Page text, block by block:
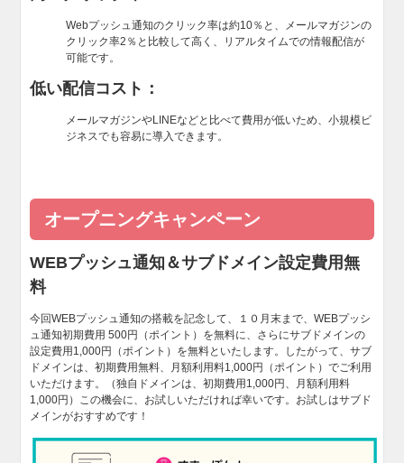
Webプッシュ通知のクリック率は約10％と、メールマガジンの
クリック率2％と比較して高く、リアルタイムでの情報配信が
可能です。
低い配信コスト：
メールマガジンやLINEなどと比べて費用が低いため、小規模ビ
ジネスでも容易に導入できます。
オープニングキャンペーン
WEBプッシュ通知＆サブドメイン設定費用無
料
今回WEBプッシュ通知の搭載を記念して、１０月末まで、WEBプッシ
ュ通知初期費用 500円（ポイント）を無料に、さらにサブドメインの
設定費用1,000円（ポイント）を無料といたします。したがって、サブ
ドメインは、初期費用無料、月額利用料1,000円（ポイント）でご利用
いただけます。（独自ドメインは、初期費用1,000円、月額利用料
1,000円）この機会に、お試しいただければ幸いです。お試しはサブド
メインがおすすめです！